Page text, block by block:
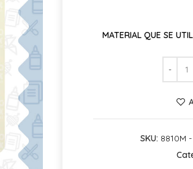
MATERIAL QUE SE
SKU: 8810M